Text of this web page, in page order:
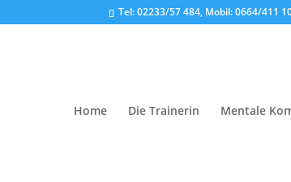
Tel: 02233/57 484, Mobil: 0664/411
Home Die Trainerin Mentale